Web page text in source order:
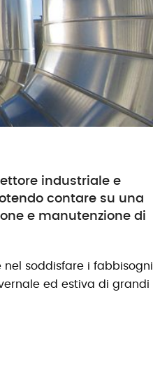
industriale e
contare su una
e manutenzione di
soddisfare i fabbisogni
ed estiva di grandi